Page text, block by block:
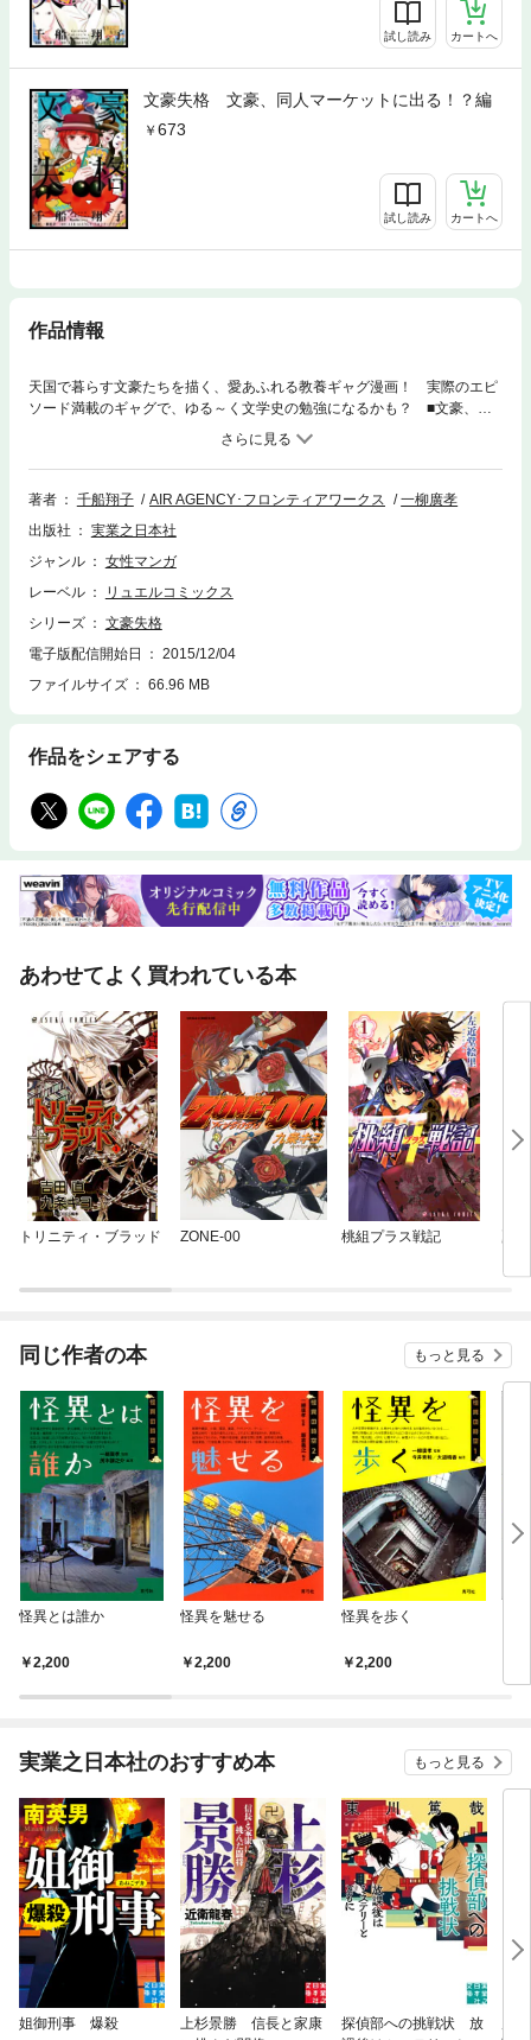
試し読み カートへ
文豪失格 文豪、同人マーケットに出る！？編
673
試し読み カートへ
作品情報
天国で暮らす文豪たちを描く、愛あふれる教養ギャグ漫画！ 実際のエピ
ソード満載のギャグで、ゆる～く文学史の勉強になるかも？ ■文豪、ア
キバへ行く／天国出版にライトノベルの執筆を依頼されて悩む芥川は、師
匠の夏目のもとへ助言を求めに行く。そこへ夏目に金を借りに来た泉と、
平成オタク文化にハマった谷崎があらわれ、４人でアキバへライトノベル
の取材に行くことに。■文豪、ラジオで生激論／ラジオの討論番組に出演
を超えたリスナーたちからの質問に答える。■文豪、締め切り前／天国出
版の新人編集者は、泉・谷崎・芥川・夏目の原稿回収を命じられるが締め
文豪、芥川賞の恨み／芥川賞をもらえなかったことで、天国でも川端を恨
み、酒場でくだを巻く太宰。死んでもぐだぐだとうるさい太宰に、中原、
川端、宮沢の３人は…。■文豪、婚活をする／生涯独身をつらぬいた宮沢
賢治の婚活を手助けしようと、太宰は宮沢を婚活パーティーに連れて行
く。尻込みする宮沢に手本をみせようと「僕と死ぬ気で恋愛してみない
宰は秘技・フォスフォレッセンス作戦を発動しようとするが…。■文豪、
ラジオで生激論２／ラジオの討論番組に出演することになった太宰、中
原、川端、宮沢。しかし番組がはじまってすぐ、平塚らいてうから「男ば
かりの文学語りはうんざり」とクレームが…！ ■一柳廣孝の文豪解説コ
説。
著者 千船翔子 AIR AGENCY･フロンティアワークス
一柳廣孝
出版社
実業之日本社
ジャンル
女性マンガ
レーベル
リュエルコミックス
シリーズ
文豪失格
電子版配信開始日
2015/12/04
ファイルサイズ
66.96 MB
作品をシェアする
あわせてよく買われている本
トリニティ・ブラッド ZONE-00 桃組プラス戦記 夏
同じ作者の本 もっと見る
怪異とは誰か
2,200
怪異を魅せる
2,200
怪異を歩く
2,200
実業之日本社のおすすめ本 もっと見る
姐御刑事 爆殺
上杉景勝 信長と家康
探偵部への挑戦状 放